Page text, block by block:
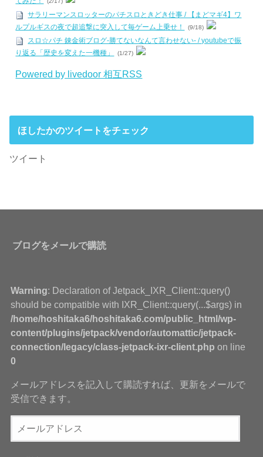
サラリーマンスロッターのパチスロときどき仕事 / 【まどマギ4】ワ
ルプルギスの夜で超追撃に突入して毎ゲーム上乗せ！
(9/18)
スロ☆パチ 錬金術ブログ-勝てないなんて言わせない- / youtubeで振
り返る「歴史を変えた一機種」
(1/27)
Powered by livedoor 相互RSS
ほしたかのツイートをチェック
ツイート
ブログをメールで購読
Warning: Declaration of Jetpack_IXR_Client::query()
should be compatible with IXR_Client::query(...$args) in
/home/hoshitaka6/hoshitaka6.com/public_html/wp-
content/plugins/jetpack/vendor/automattic/jetpack-
connection/legacy/class-jetpack-ixr-client.php on line
0
メールアドレスを記入して購読すれば、更新をメールで
受信できます。
ー